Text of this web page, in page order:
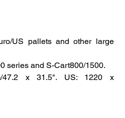
US pallets and other large
series and S-Cart800/1500.
47.2 x 31.5". US: 1220 x